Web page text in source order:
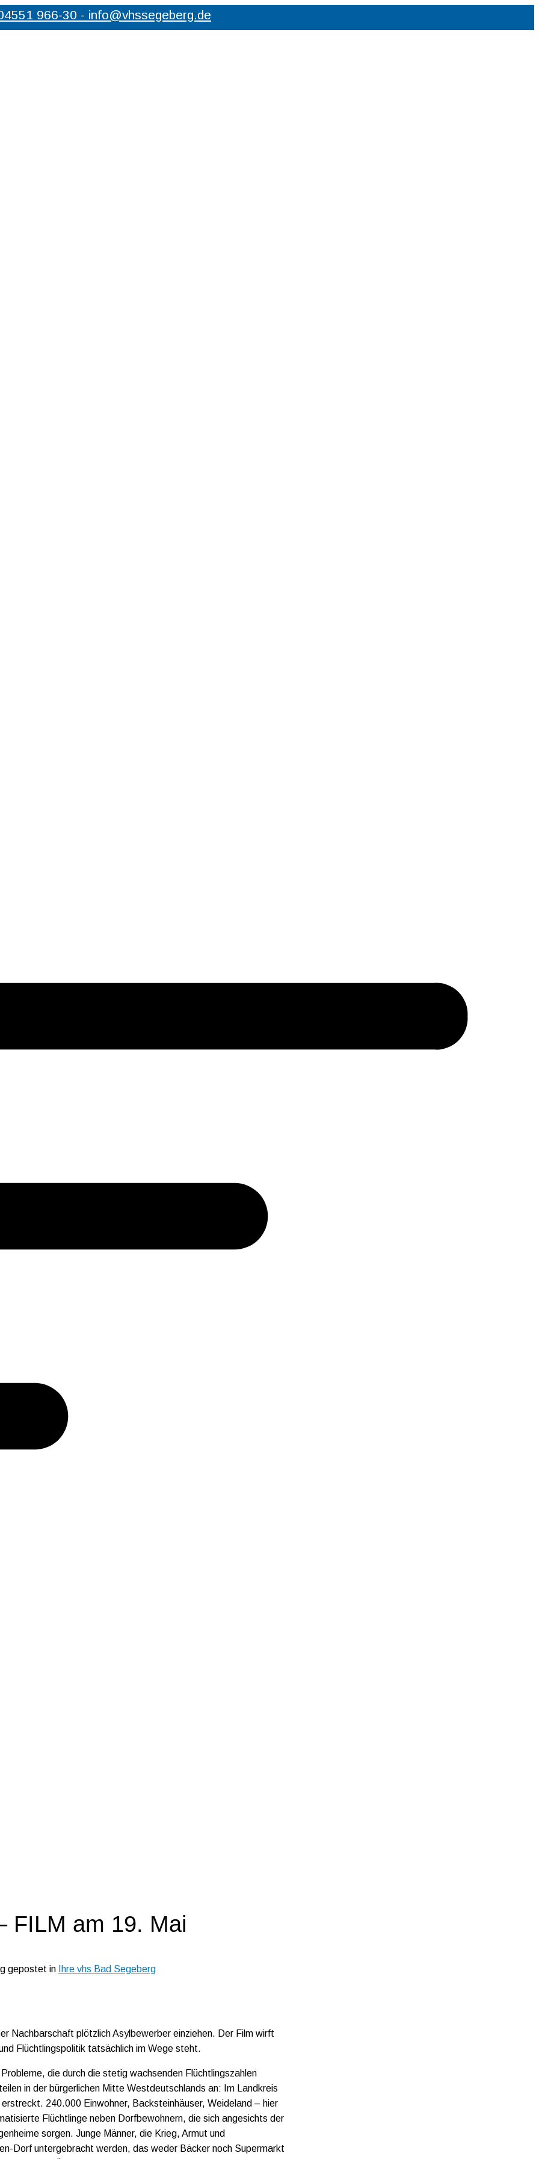
966-30 - info@vhssegeberg.de
FILM am 19. Mai
gepostet in Ihre vhs Bad Segeberg
Nachbarschaft plötzlich Asylbewerber einziehen. Der Film wirft
Flüchtlingspolitik tatsächlich im Wege steht.
die durch die stetig wachsenden Flüchtlingszahlen
in der bürgerlichen Mitte Westdeutschlands an: Im Landkreis
240.000 Einwohner, Backsteinhäuser, Weideland – hier
Flüchtlinge neben Dorfbewohnern, die sich angesichts der
sorgen. Junge Männer, die Krieg, Armut und
Dorf untergebracht werden, das weder Bäcker noch Supermarkt